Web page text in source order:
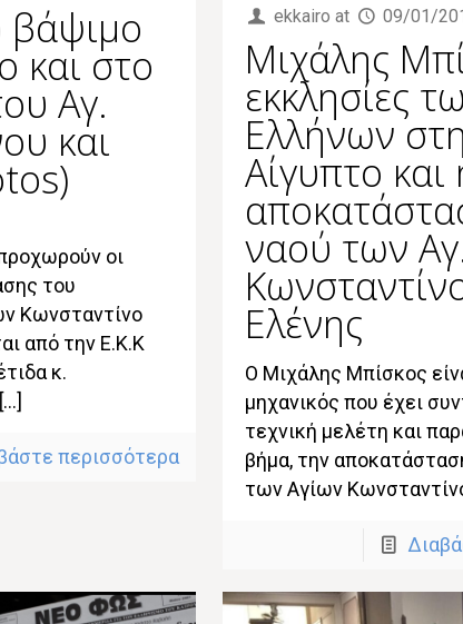
βάψιμο
και στο
Αγ.
και
οι
του
Κωνσταντίνο
από την Ε.Κ.Κ
κ.
περισσότερα
ekkairo at 09/01/
Μιχάλης
εκκλησίες
Ελλήνων
Αίγυπτο και
ναού των
Ελένης
Ο Μιχάλης Μπίσκος
μηχανικός που έχει
τεχνική μελέτη και
βήμα, την
των Αγίων